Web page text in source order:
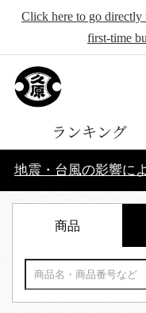
Click here to go directly
first-time
ランキング
地震・台風の影響に
商品